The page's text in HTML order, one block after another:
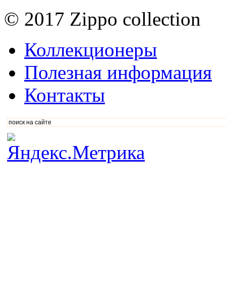
© 2017 Zippo collection
Коллекционеры
Полезная информация
Контакты